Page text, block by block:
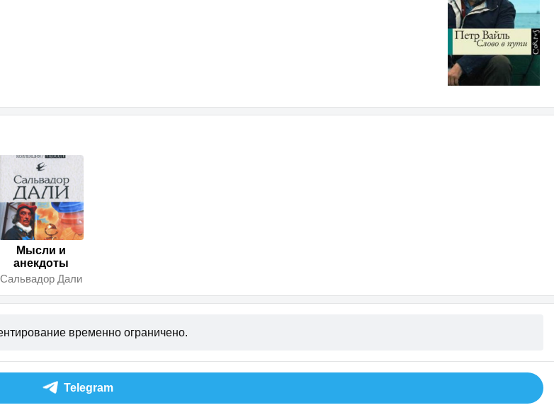
Мысли и
анекдоты
Сальвадор Дали
временно ограничено.
Telegram